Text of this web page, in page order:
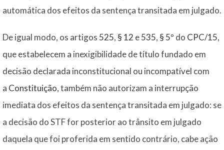
automática dos efeitos da sentença transitada em julgado.
De igual modo, os artigos 525, § 12 e535, § 5º do CPC/15,
que estabelecem a inexigibilidade de título fundado em
decisão declarada inconstitucional ou incompatível com
a Constituição, também não autorizam a interrupção
imediata dos efeitos da sentença transitada em julgado: se
a decisão do STF for posterior ao trânsito em julgado
daquela que foi proferida em sentido contrário, cabe ação